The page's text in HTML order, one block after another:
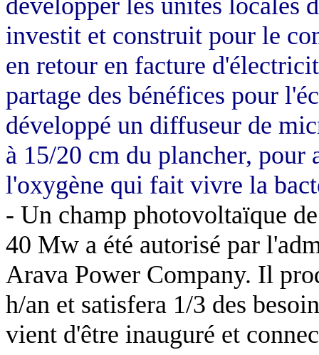
investit et construit pour le
en retour en facture
partage des bénéfices pour
développé un diffuseur de
à 15/20 cm du plancher,
l'oxygène qui fait vivre la
- Un champ photovoltaïque
40 Mw a été autorisé par
Arava Power Company. Il
h/an et satisfera 1/3 des
vient d'être inauguré et